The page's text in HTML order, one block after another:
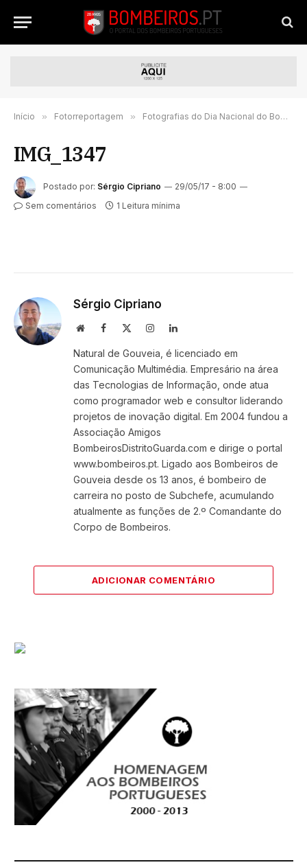
Início » Fotorreportagem » Fotografias do Dia Nacional do Bombeiro Português
IMG_1347
Postado por: Sérgio Cipriano
29/05/17 - 8:00
Sem comentários
1 Leitura mínima
Sérgio Cipriano
WebsiteFacebook InstagramLinkedIn
Natural de Gouveia, é licenciado em
Comunicação Multimédia. Empresário na área
das Tecnologias de Informação, onde atua
como programador web e consultor liderando
projetos de inovação digital. Em 2004 fundou a
Associação Amigos
BombeirosDistritoGuarda.com e dirige o portal
www.bombeiros.pt. Ligado aos Bombeiros de
Gouveia desde os 13 anos, é bombeiro de
carreira no posto de Subchefe, acumulando
atualmente as funções de 2.º Comandante do
Corpo de Bombeiros.
ADICIONAR COMENTÁRIO